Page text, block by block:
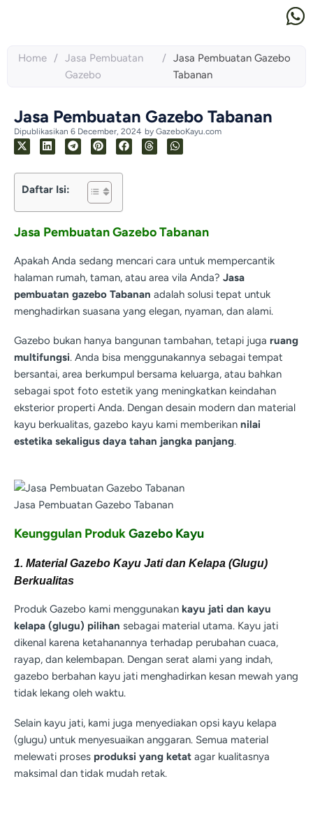
Home / Jasa Pembuatan
Gazebo
/ Jasa Pembuatan Gazebo
Tabanan
Jasa Pembuatan Gazebo Tabanan
Dipublikasikan 6 December, 2024 by GazeboKayu.com
Daftar Isi:
Jasa Pembuatan Gazebo Tabanan
Apakah Anda sedang mencari cara untuk mempercantik
halaman rumah, taman, atau area vila Anda? Jasa
pembuatan gazebo Tabanan adalah solusi tepat untuk
menghadirkan suasana yang elegan, nyaman, dan alami.
Gazebo bukan hanya bangunan tambahan, tetapi juga ruang
multifungsi. Anda bisa menggunakannya sebagai tempat
bersantai, area berkumpul bersama keluarga, atau bahkan
sebagai spot foto estetik yang meningkatkan keindahan
eksterior properti Anda. Dengan desain modern dan material
kayu berkualitas, gazebo kayu kami memberikan nilai
estetika sekaligus daya tahan jangka panjang.
Jasa Pembuatan Gazebo Tabanan
Keunggulan ProdukGazebo Kayu
1. Material Gazebo Kayu Jati dan Kelapa (Glugu)
Berkualitas
Produk Gazebo kami menggunakan kayu jati dan kayu
kelapa (glugu) pilihan sebagai material utama. Kayu jati
dikenal karena ketahanannya terhadap perubahan cuaca,
rayap, dan kelembapan. Dengan serat alami yang indah,
gazebo berbahan kayu jati menghadirkan kesan mewah yang
tidak lekang oleh waktu.
Selain kayu jati, kami juga menyediakan opsi kayu kelapa
(glugu) untuk menyesuaikan anggaran. Semua material
melewati proses produksi yang ketat agar kualitasnya
maksimal dan tidak mudah retak.